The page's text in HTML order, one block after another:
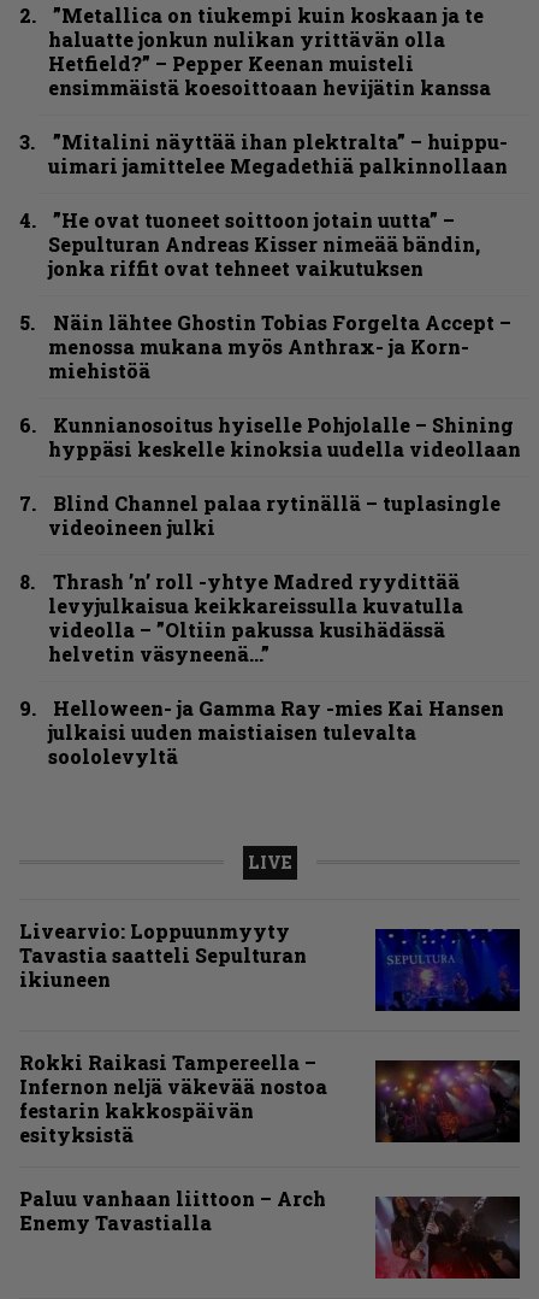
”Metallica on tiukempi kuin koskaan ja te
haluatte jonkun nulikan yrittävän olla
Hetfield?” – Pepper Keenan muisteli
ensimmäistä koesoittoaan hevijätin kanssa
”Mitalini näyttää ihan plektralta” – huippu-
uimari jamittelee Megadethiä palkinnollaan
”He ovat tuoneet soittoon jotain uutta” –
Sepulturan Andreas Kisser nimeää bändin,
jonka riffit ovat tehneet vaikutuksen
Näin lähtee Ghostin Tobias Forgelta Accept –
menossa mukana myös Anthrax- ja Korn-
miehistöä
Kunnianosoitus hyiselle Pohjolalle – Shining
hyppäsi keskelle kinoksia uudella videollaan
Blind Channel palaa rytinällä – tuplasingle
videoineen julki
Thrash ’n’ roll -yhtye Madred ryydittää
levyjulkaisua keikkareissulla kuvatulla
videolla – ”Oltiin pakussa kusihädässä
helvetin väsyneenä…”
Helloween- ja Gamma Ray -mies Kai Hansen
julkaisi uuden maistiaisen tulevalta
soololevyltä
LIVE
Livearvio: Loppuunmyyty
Tavastia saatteli Sepulturan
ikiuneen
Rokki Raikasi Tampereella –
Infernon neljä väkevää nostoa
festarin kakkospäivän
esityksistä
Paluu vanhaan liittoon – Arch
Enemy Tavastialla